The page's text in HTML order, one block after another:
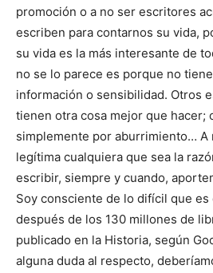
promoción o a no ser escritores
escriben para contarnos su vida,
su vida es la más interesante de
no se lo parece es porque no
información o sensibilidad. Otros
tienen otra cosa mejor que hacer;
simplemente por aburrimiento… A
legítima cualquiera que sea la
escribir, siempre y cuando,
Soy consciente de lo difícil que es
después de los 130 millones de
publicado en la Historia, según
alguna duda al respecto,